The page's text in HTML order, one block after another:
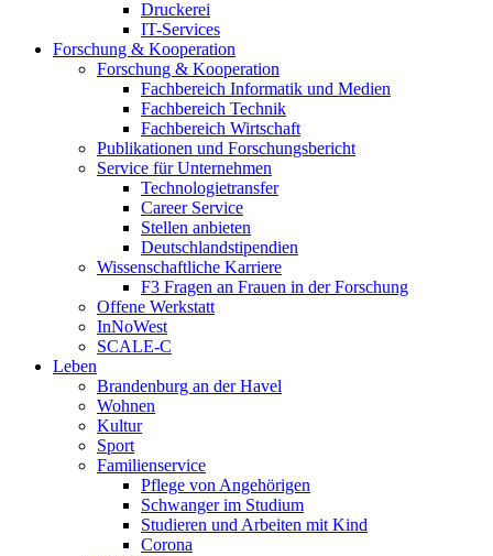
Druckerei
IT-Services
Forschung & Kooperation
Forschung & Kooperation
Fachbereich Informatik und Medien
Fachbereich Technik
Fachbereich Wirtschaft
Publikationen und Forschungsbericht
Service für Unternehmen
Technologietransfer
Career Service
Stellen anbieten
Deutschlandstipendien
Wissenschaftliche Karriere
F3 Fragen an Frauen in der Forschung
Offene Werkstatt
InNoWest
SCALE-C
Leben
Brandenburg an der Havel
Wohnen
Kultur
Sport
Familienservice
Pflege von Angehörigen
Schwanger im Studium
Studieren und Arbeiten mit Kind
Corona